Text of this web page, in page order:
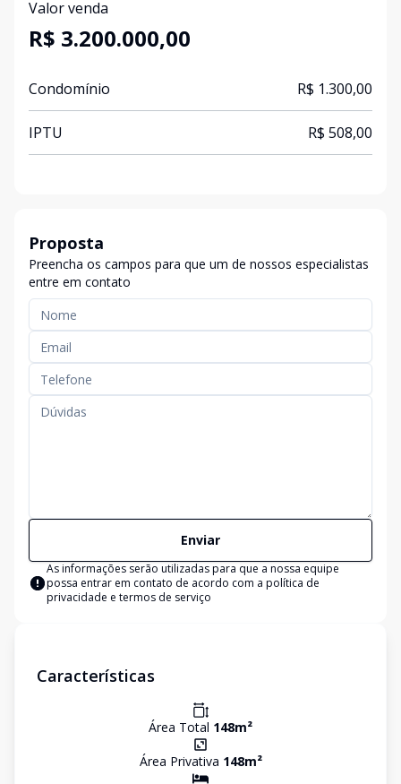
Valor venda
R$ 3.200.000,00
Condomínio R$ 1.300,00
IPTU R$ 508,00
Proposta
Preencha os campos para que um de nossos especialistas
entre em contato
Enviar
As informações serão utilizadas para que a nossa equipe
possa entrar em contato de acordo com a política de
privacidade e termos de serviço
Características
Área Total 148m²
Área Privativa 148m²